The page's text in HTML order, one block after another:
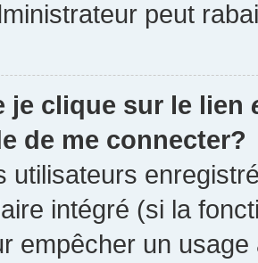
peut
je clique sur le lien
de me connecter?
utilisateurs
intégré (si la
empêcher un